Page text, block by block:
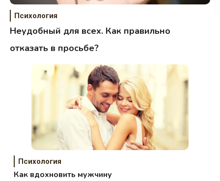
Психология
Неудобный для всех. Как правильно
отказать в просьбе?
Психология
Как вдохновить мужчину